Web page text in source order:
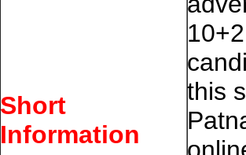
Short
Information
this